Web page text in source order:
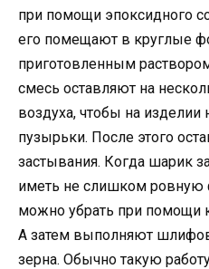
при помощи эпоксидного
его помещают в круглые
приготовленным
смесь оставляют на
воздуха, чтобы на
пузырьки. После этого
застывания. Когда шарик
иметь не слишком
можно убрать при помощи
А затем выполняют
зерна. Обычно такую